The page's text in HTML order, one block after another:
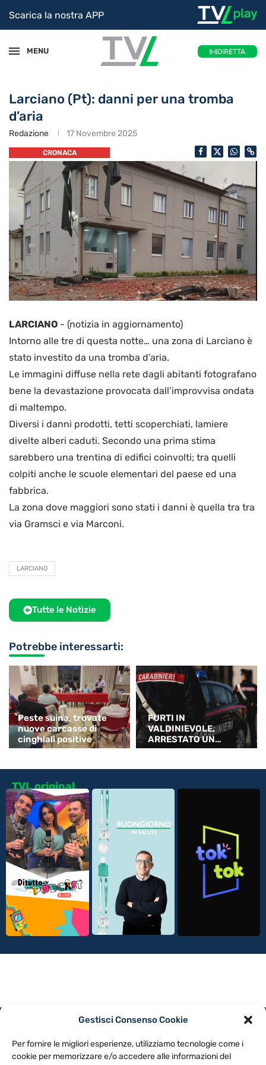
Gestisci Consenso Cookie
Per fornire le migliori esperienze, utilizziamo tecnologie come i
cookie per memorizzare e/o accedere alle informazioni del
Scarica la nostra APP
MENU DIRETTA
Larciano (Pt): danni per una tromba
d’aria
Redazione 17 Novembre 2025
CRONACA
LARCIANO - (notizia in aggiornamento)
Intorno alle tre di questa notte… una zona di Larciano è
stato investito da una tromba d’aria.
Le immagini diffuse nella rete dagli abitanti fotografano
bene la devastazione provocata dall’improvvisa ondata
di maltempo.
Diversi i danni prodotti, tetti scoperchiati, lamiere
divelte alberi caduti. Secondo una prima stima
sarebbero una trentina di edifici coinvolti; tra quelli
colpiti anche le scuole elementari del paese ed una
fabbrica.
La zona dove maggiori sono stati i danni è quella tra tra
via Gramsci e via Marconi.
LARCIANO
Tutte le Notizie
Potrebbe interessarti:
Peste suina, trovate
nuove carcasse di
cinghiali positive
FURTI IN
VALDINIEVOLE,
ARRESTATO UN
32ENNE NIGERIANO
TVL original
NOTE LEGALI
CONTATTACI PREFERENZE